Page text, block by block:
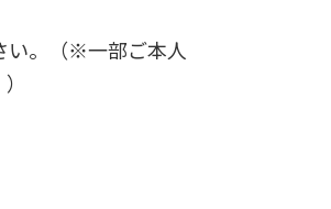
い。（※一部ご本人